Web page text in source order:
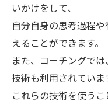
いかけをして、
自分自身の思考過程
えることができます。
また、コーチングで
技術も利用されていま
これらの技術を使う